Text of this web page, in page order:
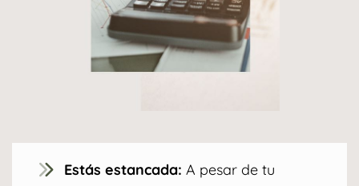
Estás estancada: A pesar de tu